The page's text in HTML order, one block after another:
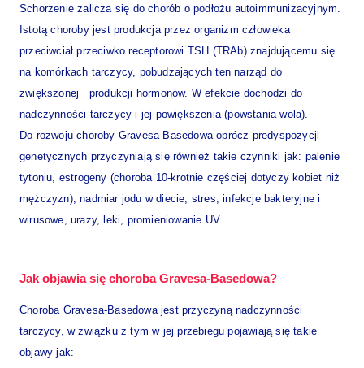
Schorzenie zalicza się do chorób o podłożu autoimmunizacyjnym.
Istotą choroby jest produkcja przez organizm człowieka
przeciwciał przeciwko receptorowi TSH (TRAb) znajdującemu się
na komórkach tarczycy, pobudzających ten narząd do
zwiększonej produkcji hormonów. W efekcie dochodzi do
nadczynności tarczycy i jej powiększenia (powstania wola).
Do rozwoju choroby Gravesa-Basedowa oprócz predyspozycji
genetycznych przyczyniają się również takie czynniki jak: palenie
tytoniu, estrogeny (choroba 10-krotnie częściej dotyczy kobiet niż
mężczyzn), nadmiar jodu w diecie, stres, infekcje bakteryjne i
wirusowe, urazy, leki, promieniowanie UV.
Jak objawia się choroba Gravesa-Basedowa?
Choroba Gravesa-Basedowa jest przyczyną nadczynności
tarczycy, w związku z tym w jej przebiegu pojawiają się takie
objawy jak: